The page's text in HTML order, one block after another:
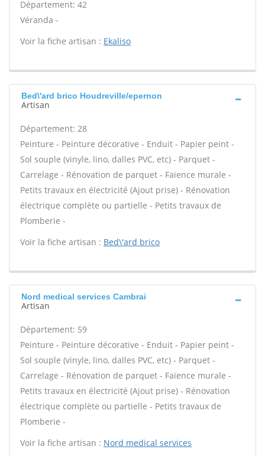
Département: 42
Véranda -
Voir la fiche artisan : Ekaliso
Bed\'ard brico Houdreville/epernon
Artisan
Département: 28
Peinture - Peinture décorative - Enduit - Papier peint -
Sol souple (vinyle, lino, dalles PVC, etc) - Parquet -
Carrelage - Rénovation de parquet - Faïence murale -
Petits travaux en électricité (Ajout prise) - Rénovation
électrique complète ou partielle - Petits travaux de
Plomberie -
Voir la fiche artisan : Bed\'ard brico
Nord medical services Cambrai
Artisan
Département: 59
Peinture - Peinture décorative - Enduit - Papier peint -
Sol souple (vinyle, lino, dalles PVC, etc) - Parquet -
Carrelage - Rénovation de parquet - Faïence murale -
Petits travaux en électricité (Ajout prise) - Rénovation
électrique complète ou partielle - Petits travaux de
Plomberie -
Voir la fiche artisan : Nord medical services